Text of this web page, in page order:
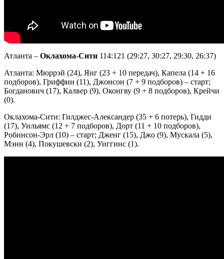
Атланта – Оклахома-Сити 114:121 (29:27, 30:27, 29:30, 26:37)
Атланта: Мюррэй (24), Янг (23 + 10 передач), Капела (14 + 16
подборов), Гриффин (11), Джонсон (7 + 9 подборов) – старт;
Богданович (17), Калвер (9), Оконгву (9 + 8 подборов), Крейчи
(0).
Оклахома-Сити: Гилджес-Александер (35 + 6 потерь), Гидди
(17), Уильямс (12 + 7 подборов), Дорт (11 + 10 подборов),
Робинсон-Эрл (10) – старт; Дженг (15), Джо (9), Мускала (5),
Мэнн (4), Покушевски (2), Уиггинс (1).